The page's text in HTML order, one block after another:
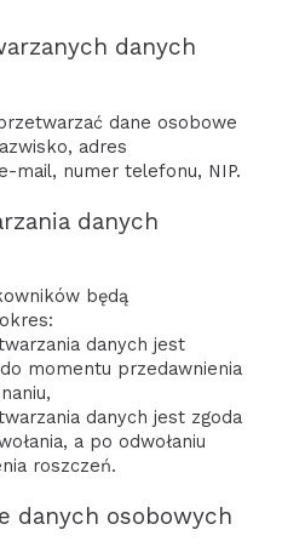
danych
dane osobowe
adres
mail, numer telefonu, NIP.
danych
będą
danych jest
momentu przedawnienia
danych jest zgoda
a po odwołaniu
roszczeń.
danych osobowych